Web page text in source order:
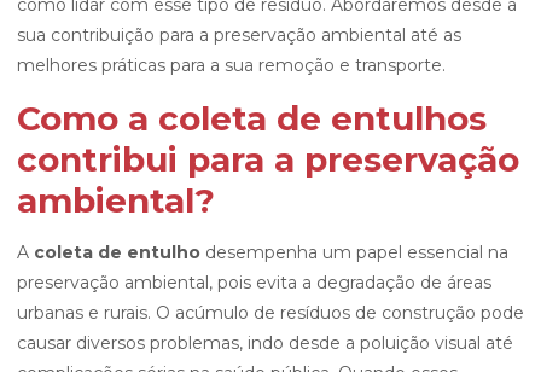
como lidar com esse tipo de resíduo. Abordaremos desde a
sua contribuição para a preservação ambiental até as
melhores práticas para a sua remoção e transporte.
Como a coleta de entulhos
contribui para a preservação
ambiental?
A coleta de entulho desempenha um papel essencial na
preservação ambiental, pois evita a degradação de áreas
urbanas e rurais. O acúmulo de resíduos de construção pode
causar diversos problemas, indo desde a poluição visual até